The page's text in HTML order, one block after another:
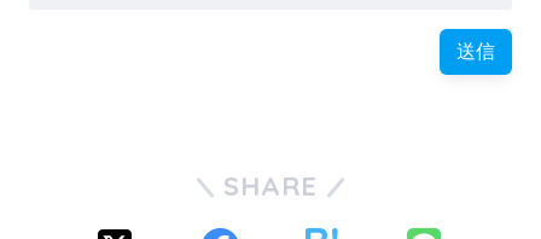
SHARE